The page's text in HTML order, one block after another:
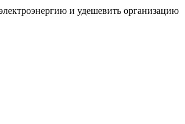
и удешевить организацию